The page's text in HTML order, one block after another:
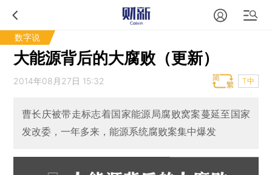
数字说
大能源背后的大腐败（更新）
2014年08月27日 15:32 T中
曹长庆被带走标志着国家能源局腐败窝案蔓延至国家
发改委，一年多来，能源系统腐败案集中爆发